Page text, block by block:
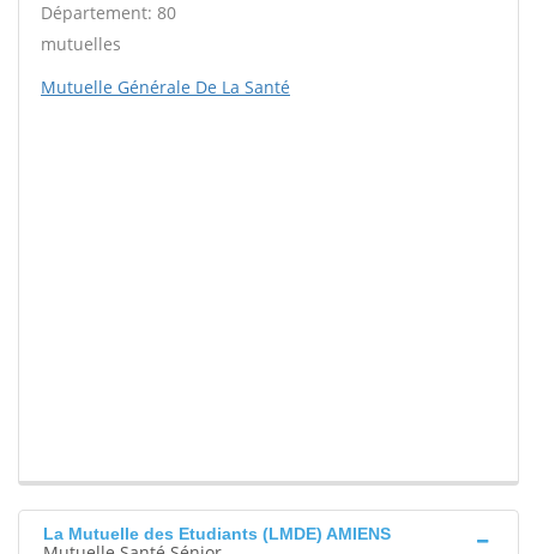
Département: 80
mutuelles
Mutuelle Générale De La Santé
La Mutuelle des Etudiants (LMDE) AMIENS